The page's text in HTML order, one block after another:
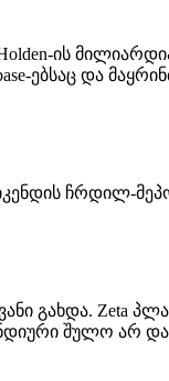
ის
ებსაც და
ჩრდილ-
გახდა. Zeta
შულო არ